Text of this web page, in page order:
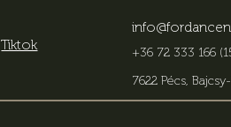
Tiktok
+36 72 333 166
7622 Pécs,